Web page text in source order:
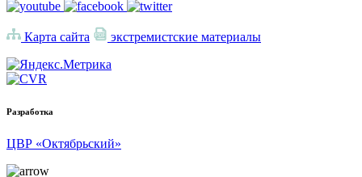
Карта сайта экстремистские материалы
Разработка
ЦВР «Октябрьский»